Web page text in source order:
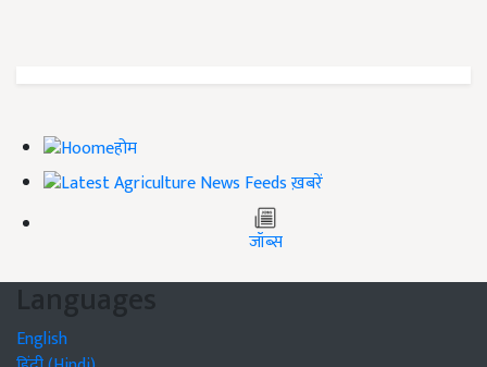
होम
ख़बरें
जॉब्स
Languages
English